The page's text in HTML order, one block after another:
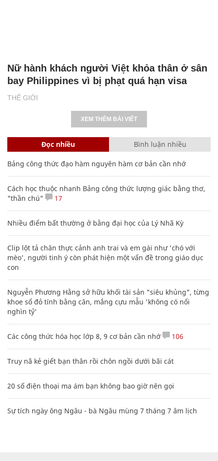
THẾ GIỚI
Nữ hành khách người Việt khỏa thân ở sân
bay Philippines vì bị phạt quá hạn visa
XEM THÊM BÀI VIẾT
Đọc nhiều Bình luận nhiều
Bảng công thức đạo hàm nguyên hàm cơ bản cần nhớ
Cách học thuộc nhanh Bảng công thức lượng giác bằng thơ,
"thần chú"
17
Nhiều điểm bất thường ở bằng đại học của Lý Nhã Kỳ
Clip lột tả chân thực cảnh anh trai và em gái như 'chó với
mèo', người tinh ý còn phát hiện một vấn đề trong giáo dục
con
Nguyễn Phương Hằng sở hữu khối tài sản "siêu khủng", từng
khoe sổ đỏ tính bằng cân, mắng cựu mẫu 'không có nổi
nghìn tỷ'
Các công thức hóa học lớp 8, 9 cơ bản cần nhớ 106
Truy nã kẻ giết bạn thân rồi chôn ngồi dưới bãi cát
20 số điện thoại ma ám bạn không bao giờ nên gọi
Sự tích ngày ông Ngâu - bà Ngâu mùng 7 tháng 7 âm lịch